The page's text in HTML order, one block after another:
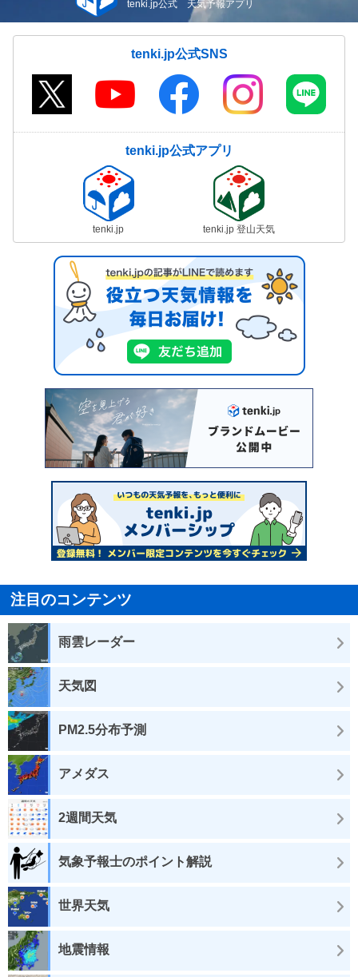
tenki.jp公式 天気予報アプリ
tenki.jp公式SNS
tenki.jp公式アプリ
tenki.jp tenki.jp 登山天気
注目のコンテンツ
雨雲レーダー
天気図
PM2.5分布予測
アメダス
2週間天気
気象予報士のポイント解説
世界天気
地震情報